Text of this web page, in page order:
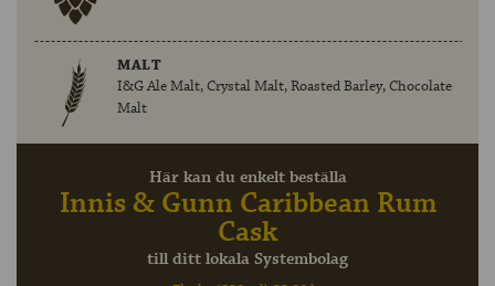
MALT
I&G Ale Malt, Crystal Malt, Roasted Barley, Chocolate
Malt
Här kan du enkelt beställa
Innis & Gunn Caribbean Rum
Cask
till ditt lokala Systembolag